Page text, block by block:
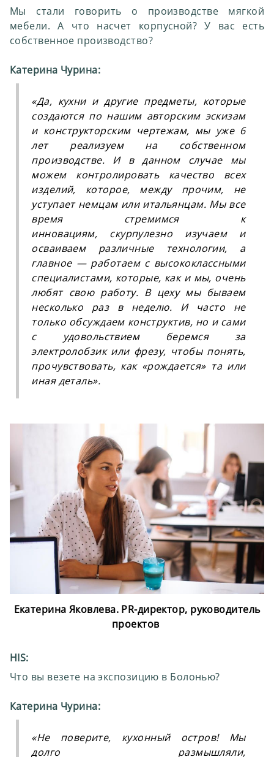
Мы стали говорить о производстве мягкой
мебели. А что насчет корпусной? У вас есть
собственное производство?
Катерина Чурина:
«Да, кухни и другие предметы, которые
создаются по нашим авторским эскизам
и конструкторским чертежам, мы уже 6
лет реализуем на собственном
производстве. И в данном случае мы
можем контролировать качество всех
изделий, которое, между прочим, не
уступает немцам или итальянцам. Мы все
время стремимся к
инновациям, скурпулезно изучаем и
осваиваем различные технологии, а
главное — работаем с высококлассными
специалистами, которые, как и мы, очень
любят свою работу. В цеху мы бываем
несколько раз в неделю. И часто не
только обсуждаем конструктив, но и сами
с удовольствием беремся за
электролобзик или фрезу, чтобы понять,
прочувствовать, как «рождается» та или
иная деталь».
Екатерина Яковлева. PR-директор, руководитель
проектов
HIS:
Что вы везете на экспозицию в Болонью?
Катерина Чурина:
«Не поверите, кухонный остров! Мы
долго размышляли,